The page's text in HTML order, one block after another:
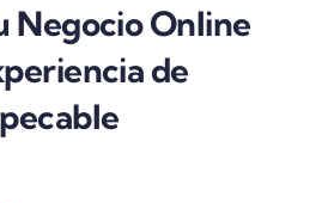
Negocio Online
de